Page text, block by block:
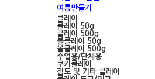
여름만들기
클레이
클레이 50g
클레이 500g
볼클레이 50g
볼클레이 500g
수업용/단체용
쿠키클레이
점토 및 기타 클레이